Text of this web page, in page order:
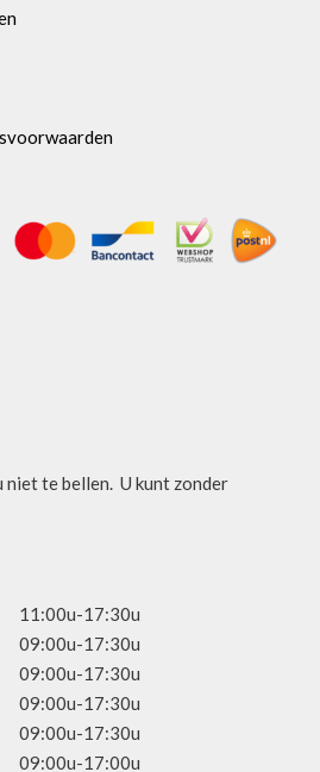
niet te bellen. U kunt zonder
11:00u-17:30u
09:00u-17:30u
09:00u-17:30u
09:00u-17:30u
09:00u-17:30u
09:00u-17:00u